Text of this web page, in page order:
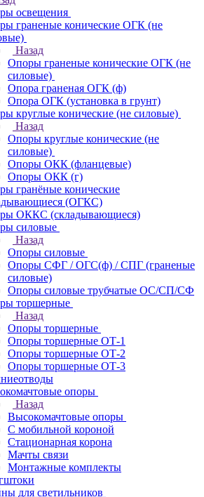
освещения
граненые конические ОГК (не
Назад
Опоры граненые конические ОГК (не
силовые)
Опора граненая ОГК (ф)
Опора ОГК (установка в грунт)
круглые конические (не силовые)
Назад
Опоры круглые конические (не
силовые)
Опоры ОКК (фланцевые)
Опоры ОКК (г)
гранёные конические
(ОГКС)
ОККС (складывающиеся)
силовые
Назад
Опоры силовые
Опоры СФГ / ОГС(ф) / СПГ (граненые
силовые)
Опоры силовые трубчатые ОС/СП/СФ
торшерные
Назад
Опоры торшерные
Опоры торшерные ОТ-1
Опоры торшерные ОТ-2
Опоры торшерные ОТ-3
опоры
Назад
Высокомачтовые опоры
С мобильной короной
Стационарная корона
Мачты связи
Монтажные комплекты
для светильников